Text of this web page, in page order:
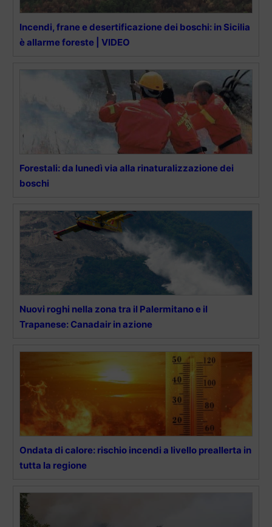
Incendi, frane e desertificazione dei boschi: in Sicilia
è allarme foreste | VIDEO
Forestali: da lunedì via alla rinaturalizzazione dei
boschi
Nuovi roghi nella zona tra il Palermitano e il
Trapanese: Canadair in azione
Ondata di calore: rischio incendi a livello preallerta in
tutta la regione